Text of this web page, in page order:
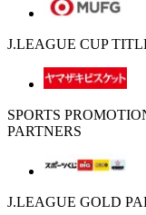
J.LEAGUE CUP
SPORTS
PARTNERS
J.LEAGUE GOLD